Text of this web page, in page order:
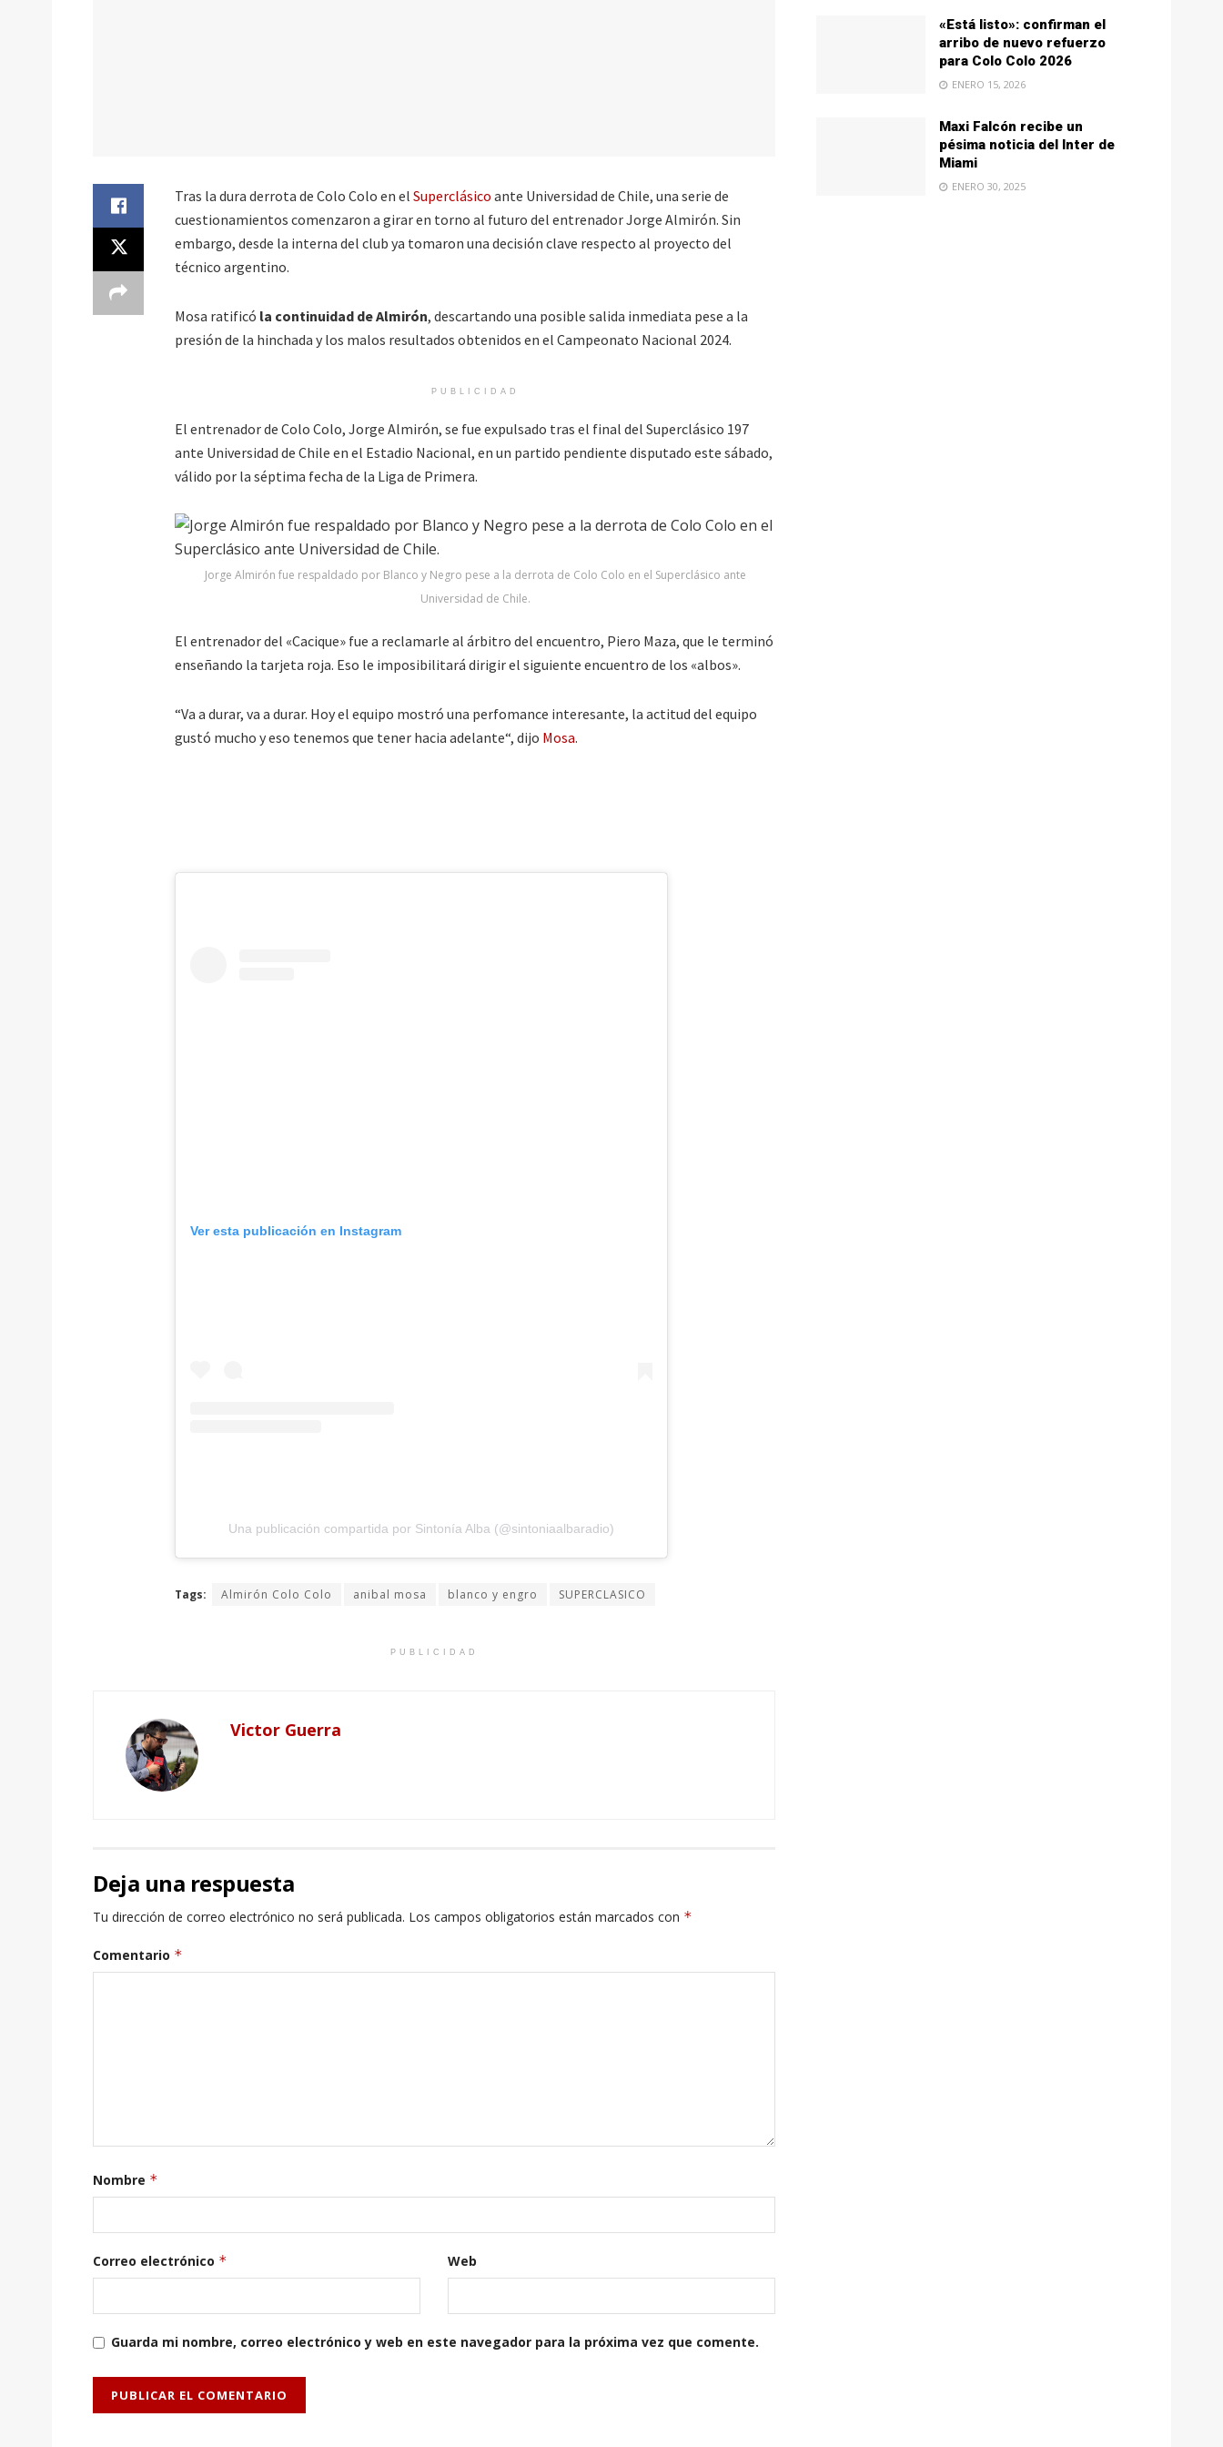
Tras la dura derrota de Colo Colo en el Superclásico ante Universidad de Chile, una serie de
cuestionamientos comenzaron a girar en torno al futuro del entrenador Jorge Almirón. Sin
embargo, desde la interna del club ya tomaron una decisión clave respecto al proyecto del
técnico argentino.
Mosa ratificó la continuidad de Almirón, descartando una posible salida inmediata pese a la
presión de la hinchada y los malos resultados obtenidos en el Campeonato Nacional 2024.
PUBLICIDAD
El entrenador de Colo Colo, Jorge Almirón, se fue expulsado tras el final del Superclásico 197
ante Universidad de Chile en el Estadio Nacional, en un partido pendiente disputado este sábado,
válido por la séptima fecha de la Liga de Primera.
Jorge Almirón fue respaldado por Blanco y Negro pese a la derrota de Colo Colo en el Superclásico ante
Universidad de Chile.
El entrenador del «Cacique» fue a reclamarle al árbitro del encuentro, Piero Maza, que le terminó
enseñando la tarjeta roja. Eso le imposibilitará dirigir el siguiente encuentro de los «albos».
“Va a durar, va a durar. Hoy el equipo mostró una perfomance interesante, la actitud del equipo
gustó mucho y eso tenemos que tener hacia adelante“, dijo Mosa.
Ver esta publicación en Instagram
Una publicación compartida por Sintonía Alba (@sintoniaalbaradio)
Tags: Almirón Colo Colo anibal mosa blanco y engro SUPERCLASICO
PUBLICIDAD
Victor Guerra
Deja una respuesta
Tu dirección de correo electrónico no será publicada. Los campos obligatorios están marcados con *
Comentario *
Nombre *
Correo electrónico * Web
Guarda mi nombre, correo electrónico y web en este navegador para la próxima vez que comente.
«Está listo»: confirman el
arribo de nuevo refuerzo
para Colo Colo 2026
ENERO 15, 2026
Maxi Falcón recibe un
pésima noticia del Inter de
Miami
ENERO 30, 2025